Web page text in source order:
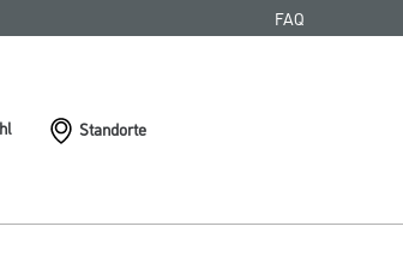
FAQ
Standorte